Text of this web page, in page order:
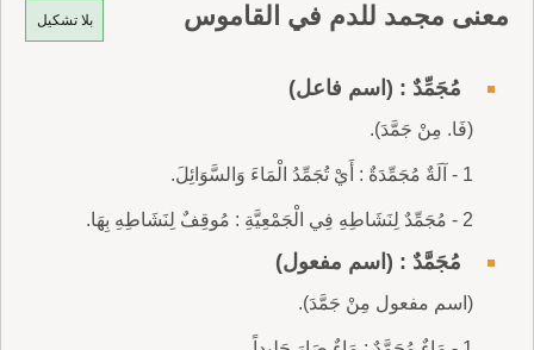
بلا تشكيل معنى مجمد للدم في القاموس
مُجَمِّدٌ : (اسم فاعل)
(فَا. مِنْ جَمَّدَ).
1 - آلَةٌ مُجَمِّدَةٌ : أَيْ تُجَمِّدُ الْمَاءَ وَالسَّوَائِلَ.
2 - مُجَمِّدٌ لِنَشَاطِهِ فِي الْجَمْعِيَّةِ : مُوقِفٌ لِنَشَاطِهِ بِهَا.
مُجَمَّدٌ : (اسم مفعول)
(اسم مفعول مِنْ جَمَّدَ).